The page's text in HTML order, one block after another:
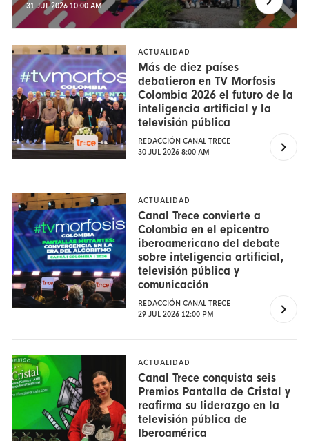
31 JUL 2026 10:00 AM
ACTUALIDAD
Más de diez países
debatieron en TV Morfosis
Colombia 2026 el futuro de la
inteligencia artificial y la
televisión pública
REDACCIÓN CANAL TRECE
30 JUL 2026 8:00 AM
ACTUALIDAD
Canal Trece convierte a
Colombia en el epicentro
iberoamericano del debate
sobre inteligencia artificial,
televisión pública y
comunicación
REDACCIÓN CANAL TRECE
29 JUL 2026 12:00 PM
ACTUALIDAD
Canal Trece conquista seis
Premios Pantalla de Cristal y
reafirma su liderazgo en la
televisión pública de
Iberoamérica